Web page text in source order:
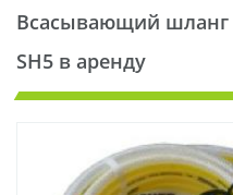
Всасывающий шланг
SH5 в аренду